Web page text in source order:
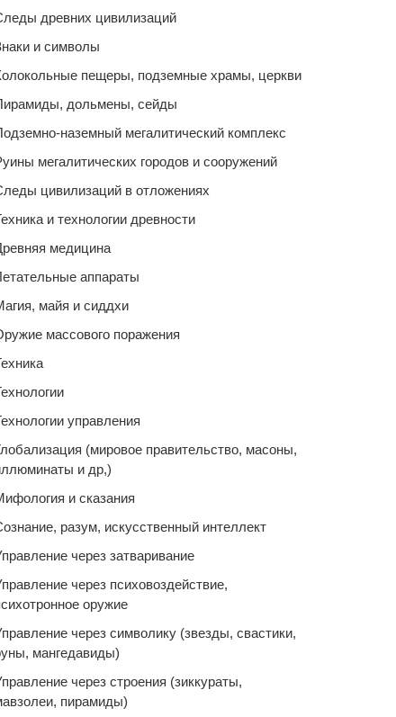
древних цивилизаций
и символы
пещеры, подземные храмы, церкви
дольмены, сейды
наземный мегалитический комплекс
мегалитических городов и сооружений
цивилизаций в отложениях
и технологии древности
медицина
аппараты
майя и сиддхи
массового поражения
управления
(мировое правительство, масоны,
и др,)
и сказания
разум, искусственный интеллект
через затваривание
через психовоздействие,
оружие
через символику (звезды, свастики,
мангедавиды)
через строения (зиккураты,
пирамиды)